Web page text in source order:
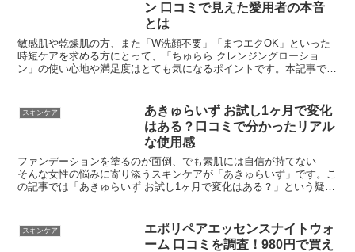
ン 口コミで見えた愛用者の本音
とは
敏感肌や乾燥肌の方、また「W洗顔不要」「まつエクOK」といった
時短ケアを求める方にとって、「ちゅらら クレンジングローショ
ン」の使い心地や満足度はとても気になるポイントです。本記事で
スキンケア
あきゅらいず お試し1ヶ月で変化
はある？口コミで分かったリアル
な使用感
ファンデーションを塗るのが面倒、でも素肌には自信が持てない——
そんな女性の悩みに寄り添うスキンケアが「あきゅらいず」です。こ
の記事では「あきゅらいず お試し1ヶ月で変化はある？」という疑問
スキンケア
エポリペアエッセンスナイトウォ
ーム 口コミを調査！980円で買え